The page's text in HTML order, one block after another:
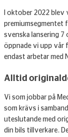
I oktober 2022
premiumsegmentet
svenska lansering 7
öppnade vi upp vår
endast arbetar med
Alltid
Vi som jobbar på
som krävs i
uteslutande med
din bils tillverkare.